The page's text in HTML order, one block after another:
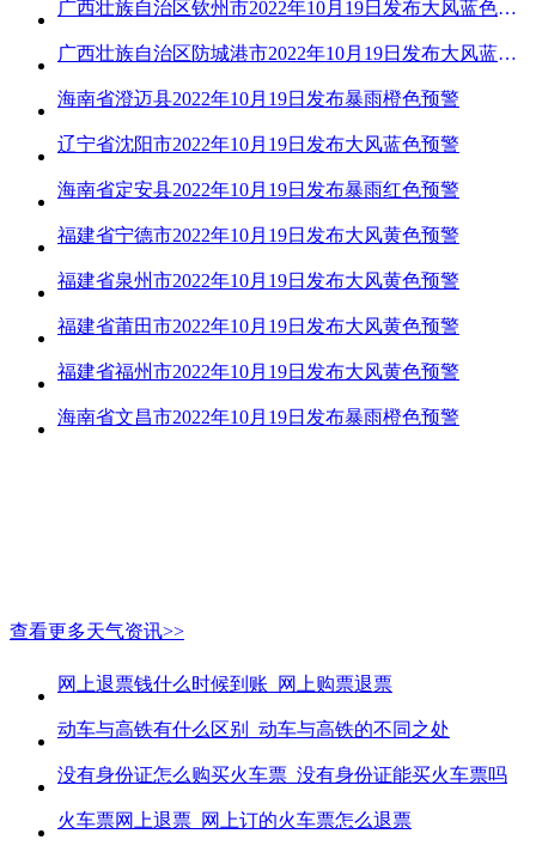
广西壮族自治区钦州市2022年10月19日发布大风蓝色预警
广西壮族自治区防城港市2022年10月19日发布大风蓝色预警
海南省澄迈县2022年10月19日发布暴雨橙色预警
辽宁省沈阳市2022年10月19日发布大风蓝色预警
海南省定安县2022年10月19日发布暴雨红色预警
福建省宁德市2022年10月19日发布大风黄色预警
福建省泉州市2022年10月19日发布大风黄色预警
福建省莆田市2022年10月19日发布大风黄色预警
福建省福州市2022年10月19日发布大风黄色预警
海南省文昌市2022年10月19日发布暴雨橙色预警
查看更多天气资讯>>
网上退票钱什么时候到账_网上购票退票
动车与高铁有什么区别_动车与高铁的不同之处
没有身份证怎么购买火车票_没有身份证能买火车票吗
火车票网上退票_网上订的火车票怎么退票